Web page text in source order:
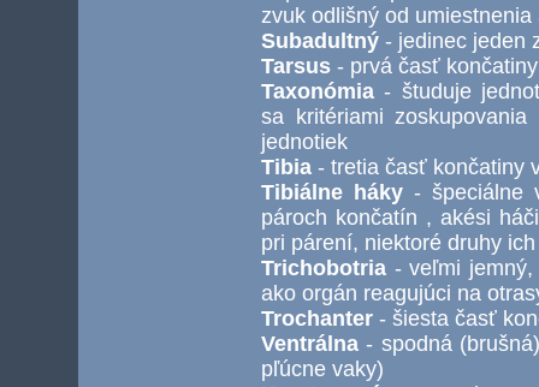
zvuk odlišný od
Subadultný - jedinec jeden
Tarsus - prvá časť
Taxonómia - študuje
sa kritériami
jednotiek
Tibia - tretia časť končatiny
Tibiálne háky - špeciálne
pároch končatín , akési
pri párení, niektoré druhy
Trichobotria - veľmi
ako orgán reagujúci na
Trochanter - šiesta časť
Ventrálna - spodná
pľúcne vaky)